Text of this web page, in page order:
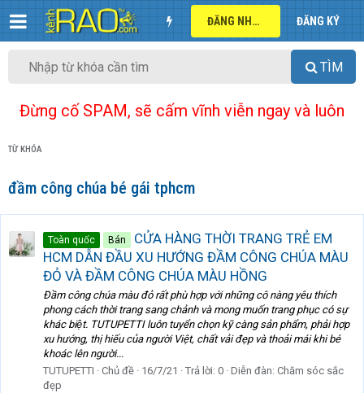
ĐĂNG NHẬP ĐĂNG KÝ
TÌM
Đừng cố SPAM, sẽ cấm vĩnh viễn ngay và luôn
TỪ KHÓA
đầm công chúa bé gái tphcm
Toàn quốc Bán
CỬA HÀNG THỜI TRANG TRẺ EM
HCM DẪN ĐẦU XU HƯỚNG ĐẦM CÔNG CHÚA MÀU
ĐỎ VÀ ĐẦM CÔNG CHÚA MÀU HỒNG
Đầm công chúa màu đỏ rất phù hợp với những cô nàng yêu thích
phong cách thời trang sang chảnh và mong muốn trang phục có sự
khác biệt. TUTUPETTI luôn tuyển chọn kỹ càng sản phẩm, phải hợp
xu hướng, thị hiếu của người Việt, chất vải đẹp và thoải mái khi bé
khoác lên người...
TUTUPETTI
Chủ đề 16/7/21 Trả lời: 0 Diễn đàn: Chăm sóc sắc
đẹp